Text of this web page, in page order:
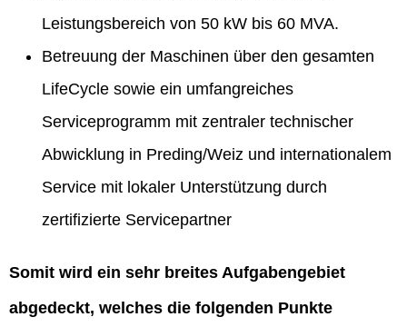
Leistungsbereich von 50 kW bis 60 MVA.
Betreuung der Maschinen über den gesamten
LifeCycle sowie ein umfangreiches
Serviceprogramm mit zentraler technischer
Abwicklung in Preding/Weiz und internationalem
Service mit lokaler Unterstützung durch
zertifizierte Servicepartner
Somit wird ein sehr breites Aufgabengebiet
abgedeckt, welches die folgenden Punkte